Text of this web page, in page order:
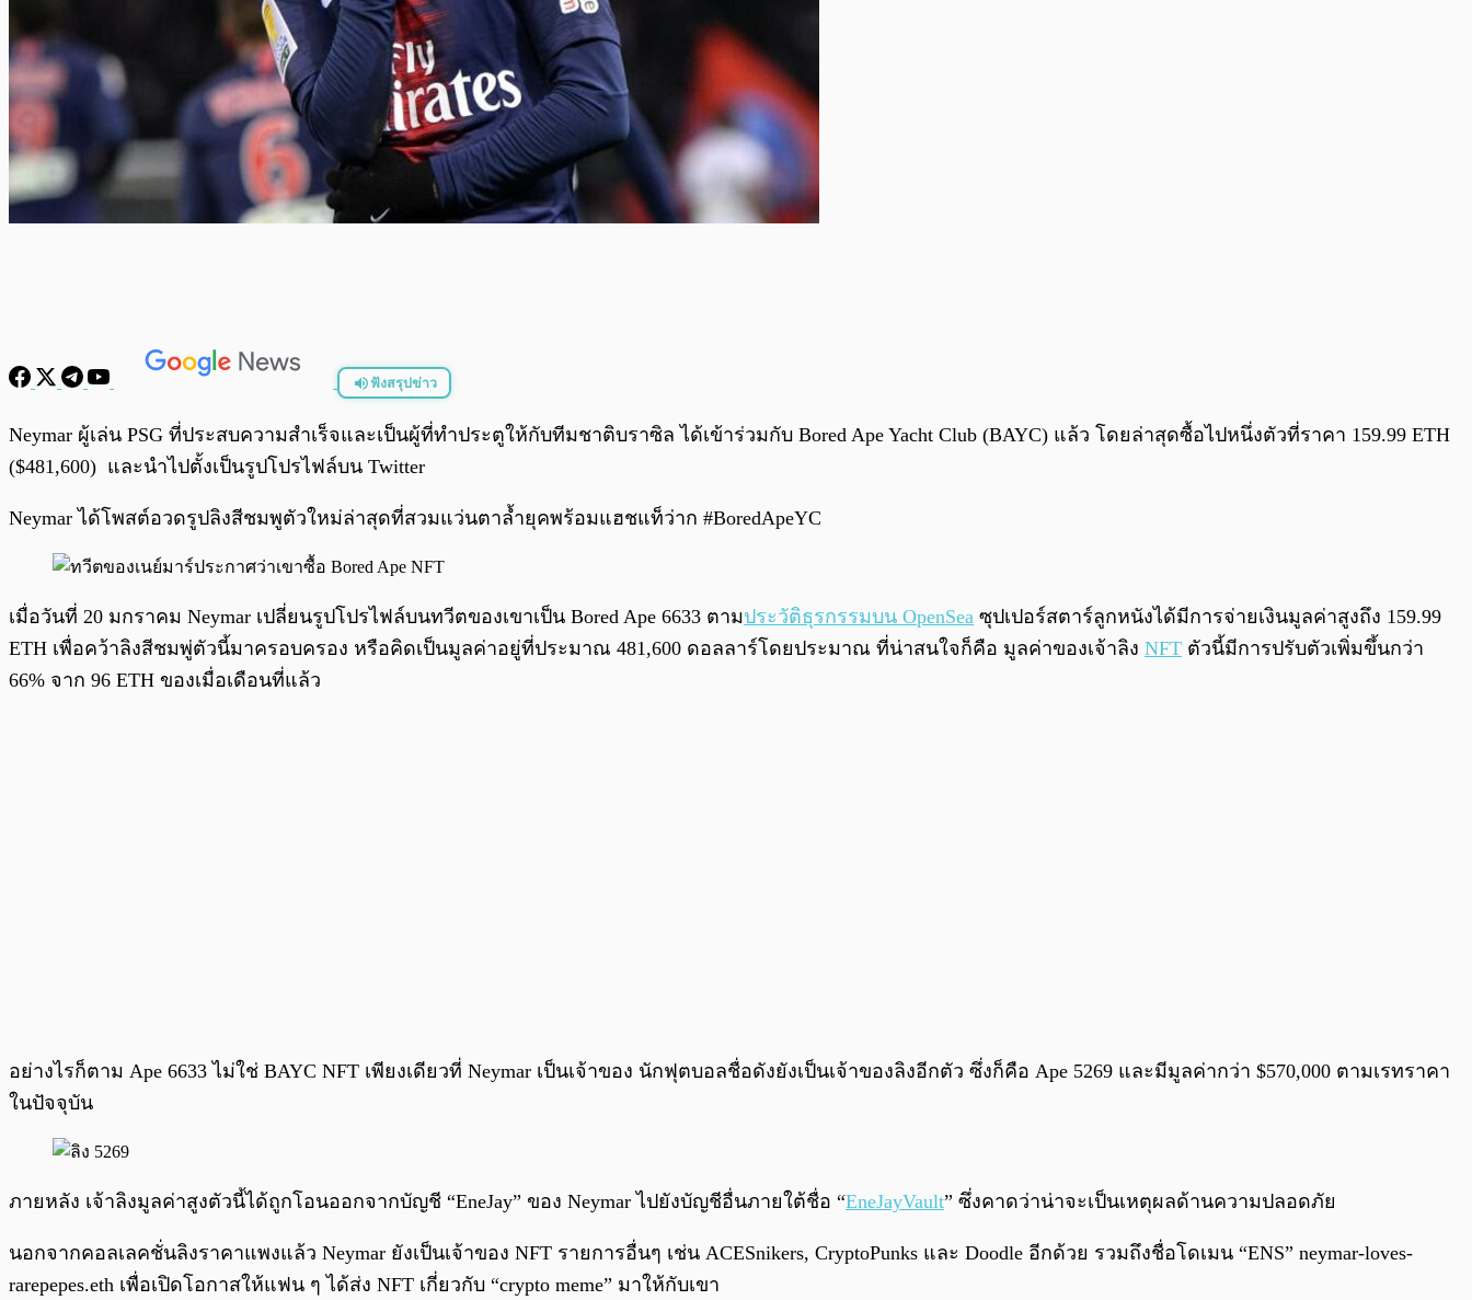
ฟังสรุปข่าว
พร้อมเล่น / 0:00
Neymar ผู้เล่น PSG ที่ประสบความสำเร็จและเป็นผู้ที่ทำประตูให้กับทีมชาติบราซิล ได้เข้าร่วมกับ Bored Ape Yacht Club (BAYC) แล้ว โดยล่าสุดซื้อไปหนึ่งตัวที่ราคา 159.99 ETH
($481,600) และนำไปตั้งเป็นรูปโปรไฟล์บน Twitter
Neymar ได้โพสต์อวดรูปลิงสีชมพูตัวใหม่ล่าสุดที่สวมแว่นตาล้ำยุคพร้อมแฮชแท็ว่าก #BoredApeYC
เมื่อวันที่ 20 มกราคม Neymar เปลี่ยนรูปโปรไฟล์บนทวีตของเขาเป็น Bored Ape 6633 ตามประวัติธุรกรรมบน OpenSea ซุปเปอร์สตาร์ลูกหนังได้มีการจ่ายเงินมูลค่าสูงถึง 159.99
ETH เพื่อคว้าลิงสีชมพู่ตัวนี้มาครอบครอง หรือคิดเป็นมูลค่าอยู่ที่ประมาณ 481,600 ดอลลาร์โดยประมาณ ที่น่าสนใจก็คือ มูลค่าของเจ้าลิง NFT ตัวนี้มีการปรับตัวเพิ่มขึ้นกว่า
66% จาก 96 ETH ของเมื่อเดือนที่แล้ว
อย่างไรก็ตาม Ape 6633 ไม่ใช่ BAYC NFT เพียงเดียวที่ Neymar เป็นเจ้าของ นักฟุตบอลชื่อดังยังเป็นเจ้าของลิงอีกตัว ซึ่งก็คือ Ape 5269 และมีมูลค่ากว่า $570,000 ตามเรทราคา
ในปัจจุบัน
ภายหลัง เจ้าลิงมูลค่าสูงตัวนี้ได้ถูกโอนออกจากบัญชี “EneJay” ของ Neymar ไปยังบัญชีอื่นภายใต้ชื่อ “EneJayVault” ซึ่งคาดว่าน่าจะเป็นเหตุผลด้านความปลอดภัย
นอกจากคอลเลคชั่นลิงราคาแพงแล้ว Neymar ยังเป็นเจ้าของ NFT รายการอื่นๆ เช่น ACESnikers, CryptoPunks และ Doodle อีกด้วย รวมถึงชื่อโดเมน “ENS” neymar-loves-
rarepepes.eth เพื่อเปิดโอกาสให้แฟน ๆ ได้ส่ง NFT เกี่ยวกับ “crypto meme” มาให้กับเขา